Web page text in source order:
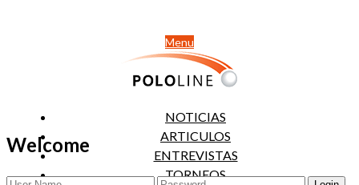
Menu
NOTICIAS
ARTICULOS
ENTREVISTAS
TORNEOS
Welcome